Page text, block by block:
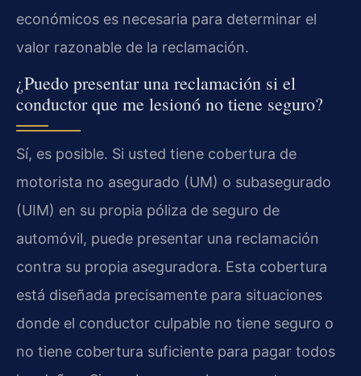
económicos es necesaria para determinar el
valor razonable de la reclamación.
¿Puedo presentar una reclamación si el
conductor que me lesionó no tiene seguro?
Sí, es posible. Si usted tiene cobertura de
motorista no asegurado (UM) o subasegurado
(UIM) en su propia póliza de seguro de
automóvil, puede presentar una reclamación
contra su propia aseguradora. Esta cobertura
está diseñada precisamente para situaciones
donde el conductor culpable no tiene seguro o
no tiene cobertura suficiente para pagar todos